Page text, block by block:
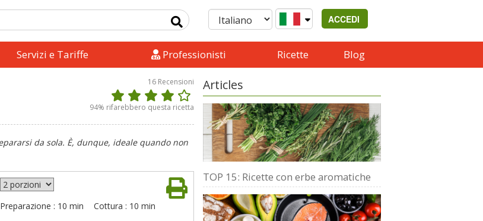
ACCEDI
Servizi e Tariffe Professionisti Ricette Blog
16 Recensioni
94% rifarebbero questa ricetta
da sola. È, dunque, ideale quando non
Preparazione : 10 min
Cottura : 10 min
Articles
TOP 15: Ricette con erbe aromatiche